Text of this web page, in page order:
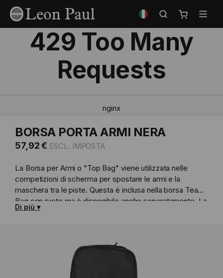
Salta
contenuto
negozio
Carrello
429 Too Many
Requests
nginx
BORSA PORTA ARMI NERA
57,92 €
La Borsa per Armi o "Top Bag" viene utilizzata nelle
competizioni di scherma per spostare le armi e la
maschera tra le piste. Questa è inclusa nella borsa Team
Bag con ruote ma è disponibile anche separatamente. La
borsa contiene una borraccia in una tasca impermeabile
Di più